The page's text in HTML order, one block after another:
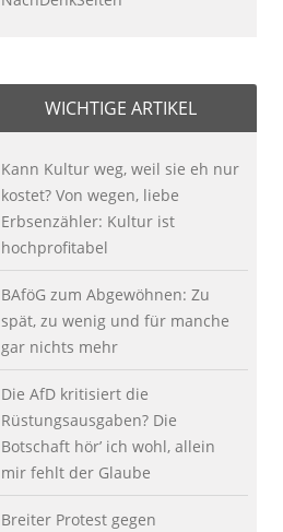
WICHTIGE ARTIKEL
Kann Kultur weg, weil sie eh nur
kostet? Von wegen, liebe
Erbsenzähler: Kultur ist
hochprofitabel
BAföG zum Abgewöhnen: Zu
spät, zu wenig und für manche
gar nichts mehr
Die AfD kritisiert die
Rüstungsausgaben? Die
Botschaft hör’ ich wohl, allein
mir fehlt der Glaube
Breiter Protest gegen